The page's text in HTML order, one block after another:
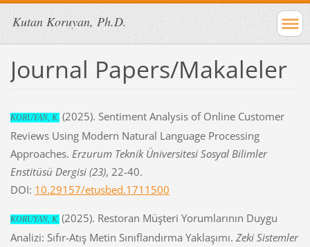
Kutan Koruyan, Ph.D.
Journal Papers/Makaleler
KORUYAN, K.(2025). Sentiment Analysis of Online Customer
Reviews Using Modern Natural Language Processing
Approaches. Erzurum Teknik Üniversitesi Sosyal Bilimler
Enstitüsü Dergisi (23), 22-40.
DOI: 10.29157/etusbed.1711500
KORUYAN, K. (2025). Restoran Müşteri Yorumlarının Duygu
Analizi: Sıfır-Atış Metin Sınıflandırma Yaklaşımı. Zeki Sistemler